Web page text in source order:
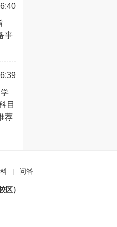
事
目
荐
| 问答
区）